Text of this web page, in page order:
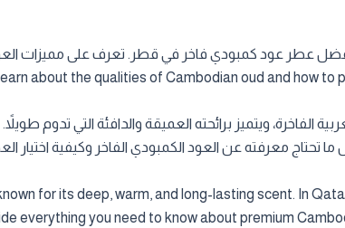
about the qualities of Cambodian oud and how
الفاخرة، ويتميز برائحته العميقة والدافئة التي تدوم
ما تحتاج معرفته عن العود الكمبودي الفاخر وكيفية
for its deep, warm, and long-lasting scent. In
everything you need to know about premium